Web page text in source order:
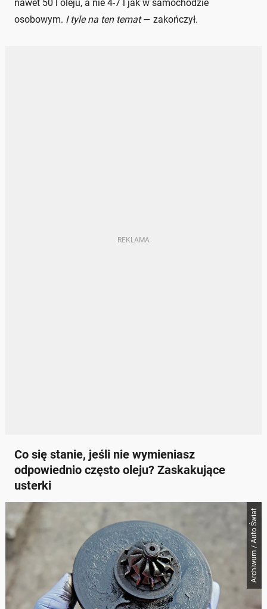
nawet 50 l oleju, a nie 4-7 l jak w samochodzie
osobowym. I tyle na ten temat— zakończył.
Co się stanie, jeśli nie wymieniasz
odpowiednio często oleju? Zaskakujące
usterki
Archiwum / Auto Świat